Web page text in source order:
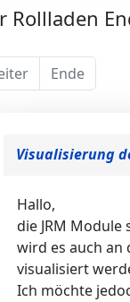
Rollladen
Ende
Visualisierung
Hallo,
die JRM
wird es auch an
visualisiert
Ich möchte